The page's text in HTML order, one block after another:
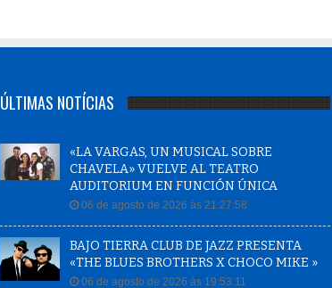
ÚLTIMAS NOTÍCIAS
«LA VARGAS, UN MUSICAL SOBRE
CHAVELA» VUELVE AL TEATRO
AUDITORIUM EN FUNCIÓN ÚNICA
06 de agosto de 2026 às 21:27:58
BAJO TIERRA CLUB DE JAZZ PRESENTA
«THE BLUES BROTHERS X CHOCO MIKE »
06 de agosto de 2026 às 19:53:11